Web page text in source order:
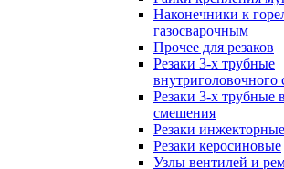
Наконечники к
газосварочным
Прочее для резаков
Резаки 3-х трубные
внутриголовочного
Резаки 3-х трубные
смешения
Резаки инжекторные
Резаки керосиновые
Узлы вентилей и